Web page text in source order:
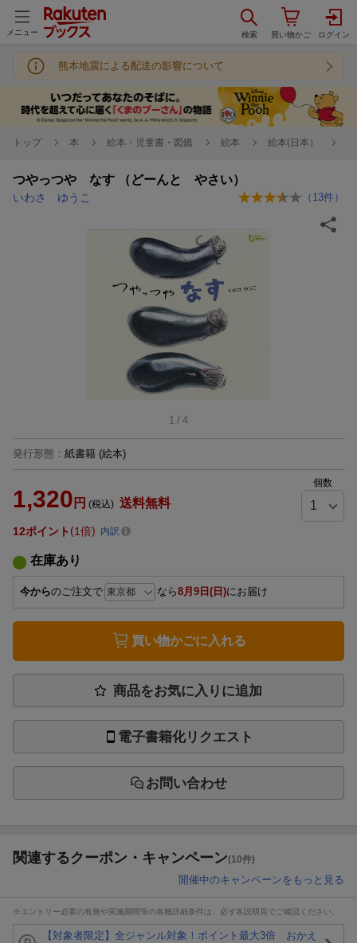
メニュー
熊本地震による配送の影響について
トップ 本 絵本・児童書・図鑑 絵本 絵本(日本）
つやっつや なす （どーんと やさい）
いわさ ゆうこ （ 13件）
1 / 4
発行形態 ： 紙書籍 (絵本)
1,320 円 (税込) 送料無料
個数
12ポイント 1倍 内訳
在庫あり
今からのご注文で なら8月9日(日)にお届け
買い物かごに入れる
商品をお気に入りに追加
電子書籍化リクエスト
お問い合わせ
関連するクーポン・キャンペーン(10件)
開催中のキャンペーンをもっと見る
※エントリー必要の有無や実施期間等の各種詳細条件は、必ず各説明頁でご確認ください。
【対象者限定】全ジャンル対象！ポイント最大3倍 おかえ